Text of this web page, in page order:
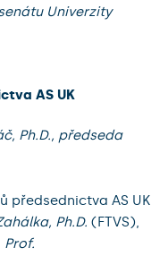
Univerzity
AS UK
Ph.D., předseda
předsednictva AS UK
Ph.D. (FTVS),
Prof.